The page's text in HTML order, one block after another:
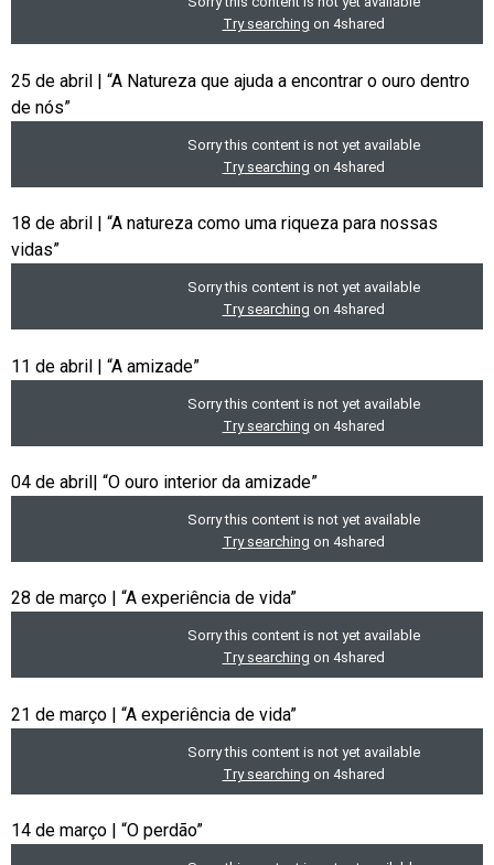
25 de abril | “A Natureza que ajuda a encontrar o ouro dentro
de nós”
18 de abril | “A natureza como uma riqueza para nossas
vidas”
11 de abril | “A amizade”
04 de abril| “O ouro interior da amizade”
28 de março | “A experiência de vida”
21 de março | “A experiência de vida”
14 de março | “O perdão”